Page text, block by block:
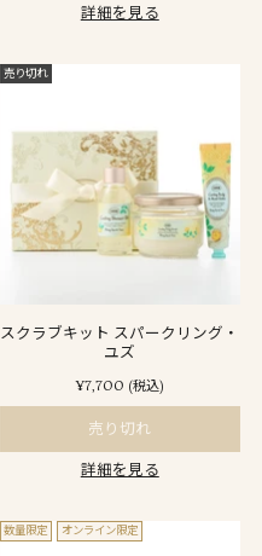
詳細を見る
売り切れ
スクラブキット スパークリング・
ユズ
¥7,700 (税込)
売り切れ
詳細を見る
数量限定 オンライン限定